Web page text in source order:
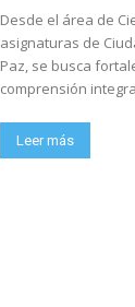
Desde el área de
asignaturas de
Paz, se busca
comprensión
Leer más